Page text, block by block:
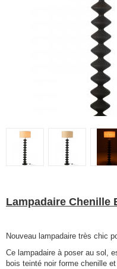
Lampadaire Chenille
Nouveau lampadaire très chic
Ce lampadaire à poser au sol,
bois teinté noir forme chenille